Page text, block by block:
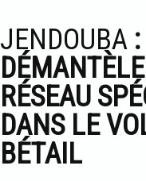
JENDOUBA :
RÉSEAU
DANS LE
BÉTAIL